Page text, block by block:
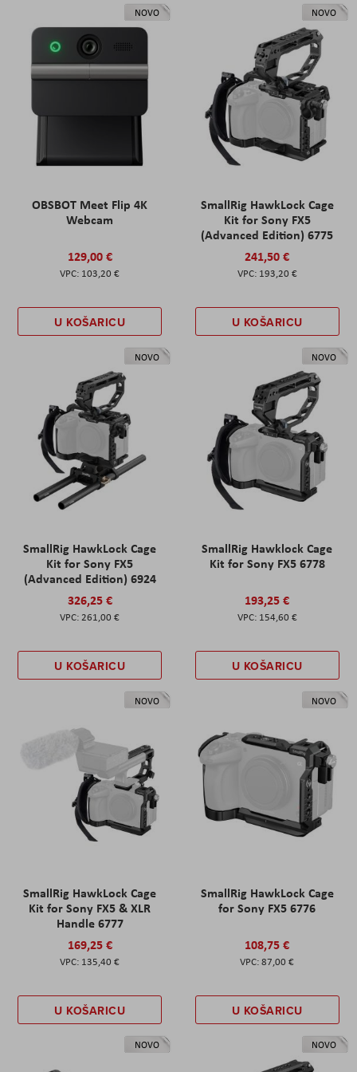
NOVO
OBSBOT Meet Flip 4K
Webcam
129,00 €
103,20 €
U KOŠARICU
NOVO
SmallRig HawkLock Cage
Kit for Sony FX5
(Advanced Edition) 6775
241,50 €
193,20 €
U KOŠARICU
NOVO
SmallRig HawkLock Cage
Kit for Sony FX5
(Advanced Edition) 6924
326,25 €
261,00 €
U KOŠARICU
NOVO
SmallRig Hawklock Cage
Kit for Sony FX5 6778
193,25 €
154,60 €
U KOŠARICU
NOVO
SmallRig HawkLock Cage
Kit for Sony FX5 & XLR
Handle 6777
169,25 €
135,40 €
U KOŠARICU
NOVO
SmallRig HawkLock Cage
for Sony FX5 6776
108,75 €
87,00 €
U KOŠARICU
NOVO NOVO